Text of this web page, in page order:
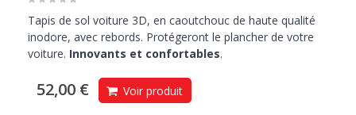
Tapis de sol voiture 3D, en caoutchouc de haute qualité
inodore, avec rebords. Protégeront le plancher de votre
voiture. Innovants et confortables.
52,00 € Voir produit